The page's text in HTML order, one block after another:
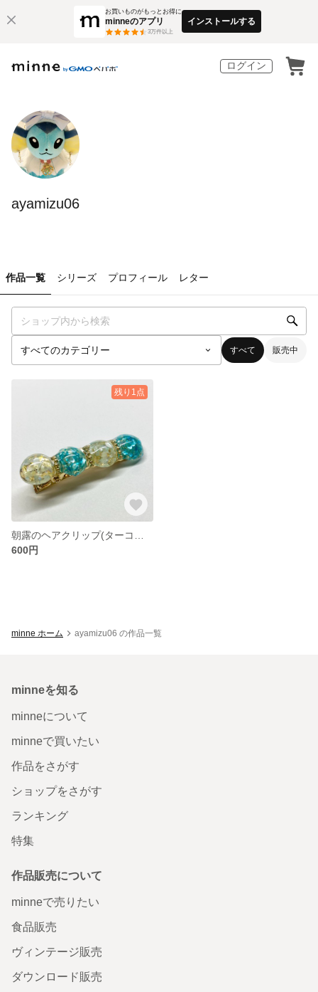
お買いものがもっとお得に
minneのアプリ
3万件以上
インストールする
ログイン
ayamizu06
作品一覧 シリーズ プロフィール レター
すべて 販売中
残り1点
600円
minne ホーム ayamizu06 の作品一覧
minneを知る
minneについて
minneで買いたい
作品をさがす
ショップをさがす
ランキング
特集
作品販売について
minneで売りたい
食品販売
ヴィンテージ販売
ダウンロード販売